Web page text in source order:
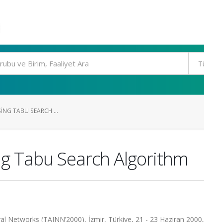
TABU SEARCH ...
Tabu Search Algorithm
(TAINN’2000), İzmir, Türkiye, 21 - 23 Haziran 2000,